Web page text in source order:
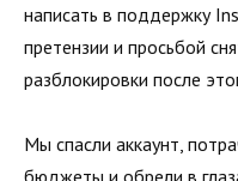
написать в поддержку
претензии и просьбой
разблокировки после
Мы спасли аккаунт,